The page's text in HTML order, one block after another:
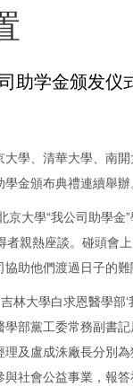
助学金颁发仪
大學、清華大學、南
金頒布典禮連續舉
京大學“我公司助學金
者親熱座談。碰頭會
助他們渡過日子的
林大學白求恩醫學部
學部黨工委常務副書
理及盧成洙廠長分別
社會公益事業，報答